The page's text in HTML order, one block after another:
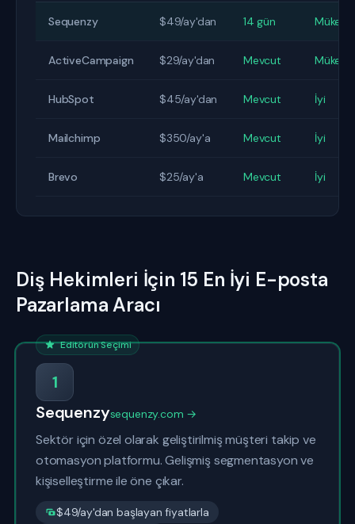
Sequenzy $49/ay'dan 14 gün
ActiveCampaign $29/ay'dan Mevcut
HubSpot $45/ay'dan Mevcut İyi
Mailchimp $350/ay'a Mevcut İyi
Brevo $25/ay'a Mevcut İyi
Diş Hekimleri İçin 15 En İyi E-posta
Pazarlama Aracı
Editörün Seçimi
1
Sequenzysequenzy.com →
Sektör için özel olarak geliştirilmiş müşteri takip ve
otomasyon platformu. Gelişmiş segmentasyon ve
kişiselleştirme ile öne çıkar.
$49/ay'dan başlayan fiyatlarla